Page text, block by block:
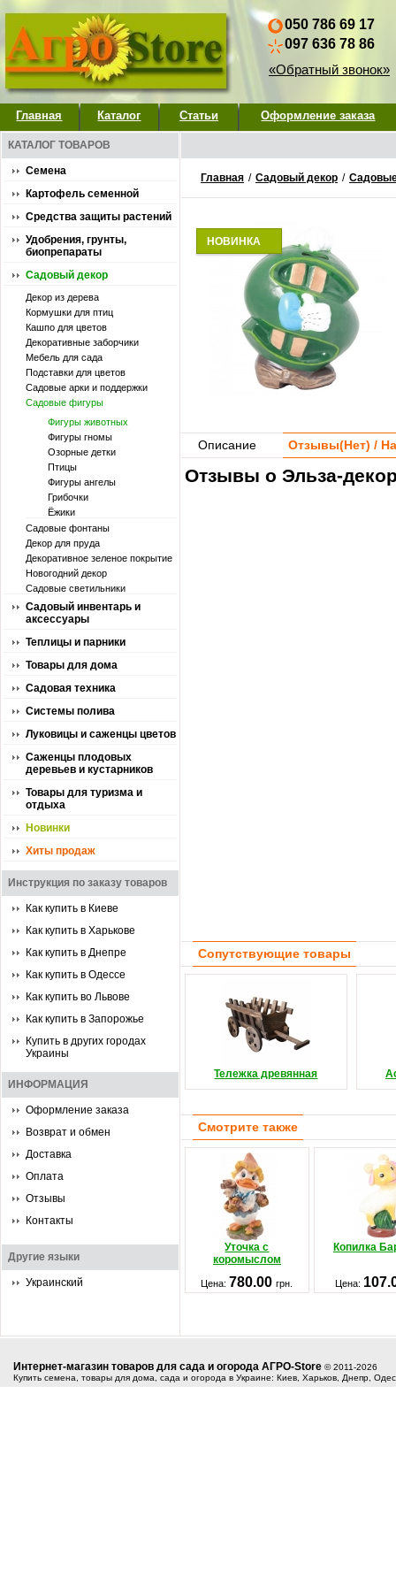
050 786 69 17
097 636 78 86
«Обратный звонок»
Главная Каталог Статьи Оформление заказа
КАТАЛОГ ТОВАРОВ
Семена
Картофель семенной
Средства защиты растений
Удобрения, грунты,
биопрепараты
Садовый декор
Декор из дерева
Кормушки для птиц
Кашпо для цветов
Декоративные заборчики
Мебель для сада
Подставки для цветов
Садовые арки и поддержки
Садовые фигуры
Фигуры животных
Фигуры гномы
Озорные детки
Птицы
Фигуры ангелы
Грибочки
Ёжики
Садовые фонтаны
Декор для пруда
Декоративное зеленое покрытие
Новогодний декор
Садовые светильники
Садовый инвентарь и
аксессуары
Теплицы и парники
Товары для дома
Садовая техника
Системы полива
Луковицы и саженцы цветов
Саженцы плодовых
деревьев и кустарников
Товары для туризма и
отдыха
Новинки
Хиты продаж
Инструкция по заказу товаров
Как купить в Киеве
Как купить в Харькове
Как купить в Днепре
Как купить в Одессе
Как купить во Львове
Как купить в Запорожье
Купить в других городах
Украины
ИНФОРМАЦИЯ
Оформление заказа
Возврат и обмен
Доставка
Оплата
Отзывы
Контакты
Другие языки
Украинский
Главная / Садовый декор /
НОВИНКА
Описание Отзывы(Нет) /
Отзывы о Эльза-
Сопутствующие товары
Тележка древянная
Смотрите также
Уточка с
коромыслом
Копилка
Цена: 780.00грн. Цена:
Интернет-магазин товаров для сада и огорода АГРО-Store © 2011-2026
Купить семена, товары для дома, сада и огорода в Украине: Киев, Харьков, Днепр,